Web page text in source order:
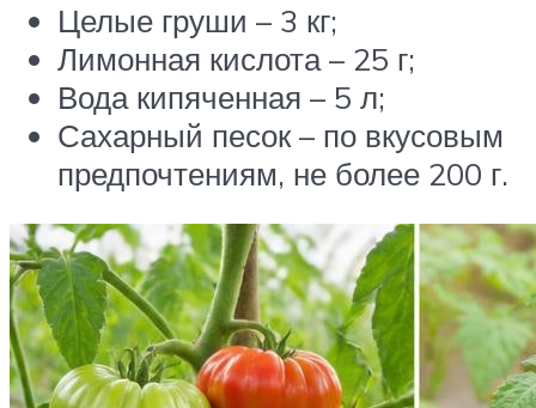
Целые груши – 3 кг;
Лимонная кислота – 25 г;
Вода кипяченная – 5 л;
Сахарный песок – по вкусовым
предпочтениям, не более 200 г.